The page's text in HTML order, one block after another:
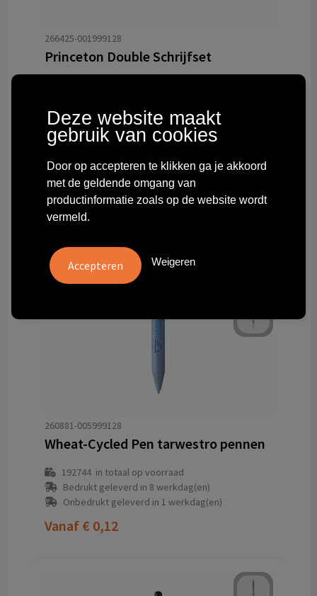
266425-001999128
Princeton Double Schrijfset
Onbedrukt geleverd in 1 werkdag(en)
Vanaf€ 9,17
260881-005999128
Wheat-Cycled Pen tarwestro pennen
192744in totaal op voorraad
Bedrukt geleverd in 8 werkdag(en)
Onbedrukt geleverd in 1 werkdag(en)
Vanaf € 0,12
Deze website maakt
gebruik van cookies
Door op accepteren te klikken ga je akkoord
met de geldende omgang van
productinformatie zoals op de website wordt
vermeld.
Weigeren